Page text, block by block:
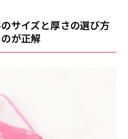
サイズと厚さの選び方
が正解